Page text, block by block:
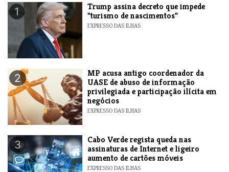
1
Trump assina decreto que impede
"turismo de nascimentos"
EXPRESSO DAS ILHAS
2
MP acusa antigo coordenador da
UASE de abuso de informação
privilegiada e participação ilícita em
negócios
EXPRESSO DAS ILHAS
3
Cabo Verde regista queda nas
assinaturas de Internet e ligeiro
aumento de cartões móveis
EXPRESSO DAS ILHAS